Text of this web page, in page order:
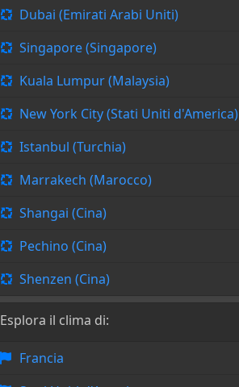
Dubai (Emirati Arabi Uniti)
Singapore (Singapore)
Kuala Lumpur (Malaysia)
New York City (Stati Uniti d'America)
Istanbul (Turchia)
Marrakech (Marocco)
Shangai (Cina)
Pechino (Cina)
Shenzen (Cina)
Esplora il clima di:
Francia